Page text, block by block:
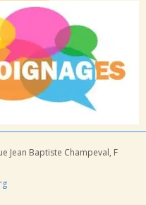
Jean Baptiste Champeval, F